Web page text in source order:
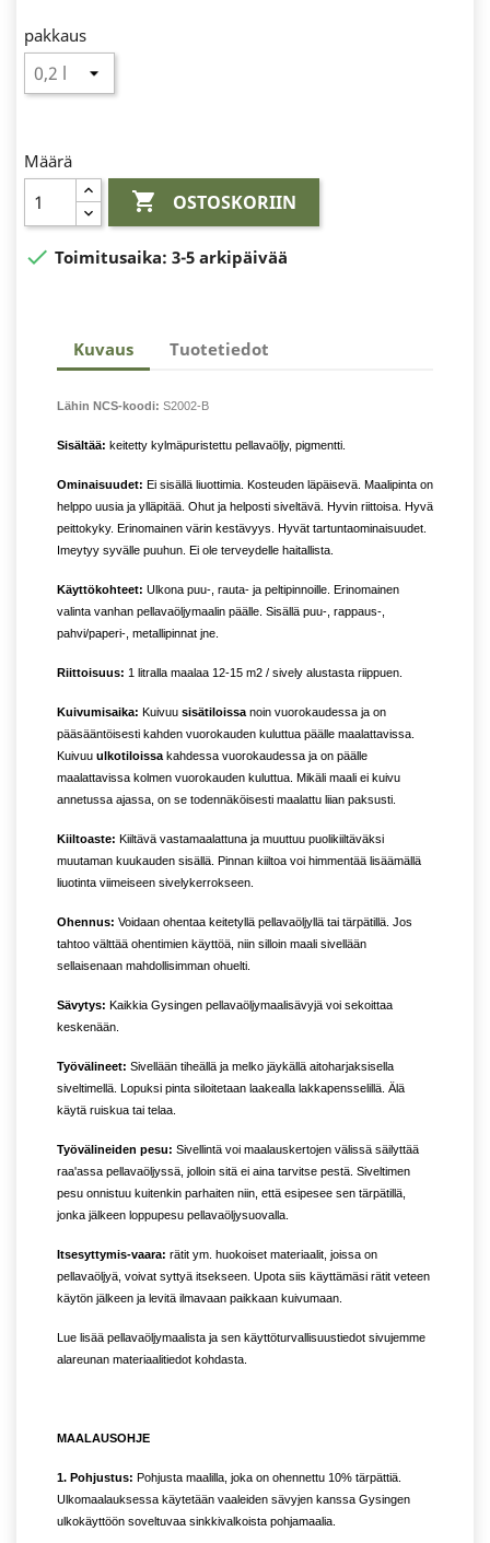
pakkaus
Määrä
 OSTOSKORIIN
 Toimitusaika: 3-5 arkipäivää
Kuvaus Tuotetiedot
Lähin NCS-koodi: S2002-B
Sisältää: keitetty kylmäpuristettu pellavaöljy, pigmentti.
Ominaisuudet: Ei sisällä liuottimia. Kosteuden läpäisevä. Maalipinta on
helppo uusia ja ylläpitää. Ohut ja helposti siveltävä. Hyvin riittoisa. Hyvä
peittokyky. Erinomainen värin kestävyys. Hyvät tartuntaominaisuudet.
Imeytyy syvälle puuhun. Ei ole terveydelle haitallista.
Käyttökohteet: Ulkona puu-, rauta- ja peltipinnoille. Erinomainen
valinta vanhan pellavaöljymaalin päälle. Sisällä puu-, rappaus-,
pahvi/paperi-, metallipinnat jne.
Riittoisuus: 1 litralla maalaa 12-15 m2 / sively alustasta riippuen.
Kuivumisaika: Kuivuu sisätiloissa noin vuorokaudessa ja on
pääsääntöisesti kahden vuorokauden kuluttua päälle maalattavissa.
Kuivuu ulkotiloissa kahdessa vuorokaudessa ja on päälle
maalattavissa kolmen vuorokauden kuluttua. Mikäli maali ei kuivu
annetussa ajassa, on se todennäköisesti maalattu liian paksusti.
Kiiltoaste: Kiiltävä vastamaalattuna ja muuttuu puolikiiltäväksi
muutaman kuukauden sisällä. Pinnan kiiltoa voi himmentää lisäämällä
liuotinta viimeiseen sivelykerrokseen.
Ohennus: Voidaan ohentaa keitetyllä pellavaöljyllä tai tärpätillä. Jos
tahtoo välttää ohentimien käyttöä, niin silloin maali sivellään
sellaisenaan mahdollisimman ohuelti.
Sävytys: Kaikkia Gysingen pellavaöljymaalisävyjä voi sekoittaa
keskenään.
Työvälineet: Sivellään tiheällä ja melko jäykällä aitoharjaksisella
siveltimellä. Lopuksi pinta siloitetaan laakealla lakkapensselillä. Älä
käytä ruiskua tai telaa.
Työvälineiden pesu: Sivellintä voi maalauskertojen välissä säilyttää
raa'assa pellavaöljyssä, jolloin sitä ei aina tarvitse pestä. Siveltimen
pesu onnistuu kuitenkin parhaiten niin, että esipesee sen tärpätillä,
jonka jälkeen loppupesu pellavaöljysuovalla.
Itsesyttymis-vaara: rätit ym. huokoiset materiaalit, joissa on
pellavaöljyä, voivat syttyä itsekseen. Upota siis käyttämäsi rätit veteen
käytön jälkeen ja levitä ilmavaan paikkaan kuivumaan.
Lue lisää pellavaöljymaalista ja sen käyttöturvallisuustiedot sivujemme
alareunan materiaalitiedot kohdasta.
MAALAUSOHJE
1. Pohjustus: Pohjusta maalilla, joka on ohennettu 10% tärpättiä.
Ulkomaalauksessa käytetään vaaleiden sävyjen kanssa Gysingen
ulkokäyttöön soveltuvaa sinkkivalkoista pohjamaalia.